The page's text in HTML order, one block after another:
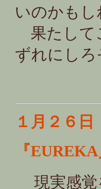
いのかも
果たして
ずれにし
１月２６日
『
現実感